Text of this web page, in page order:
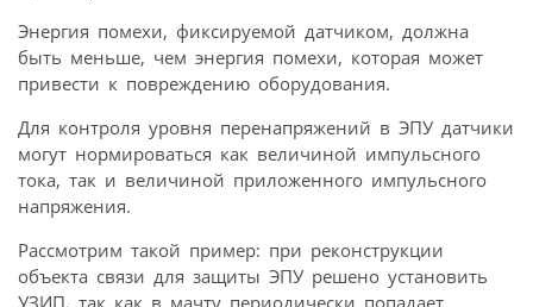
Энергия помехи, фиксируемой датчиком, должна
быть меньше, чем энергия помехи, которая может
привести к повреждению оборудования.
Для контроля уровня перенапряжений в ЭПУ датчики
могут нормироваться как величиной импульсного
тока, так и величиной приложенного импульсного
напряжения.
Рассмотрим такой пример: при реконструкции
объекта связи для защиты ЭПУ решено установить
УЗИП, так как в мачту периодически попадает